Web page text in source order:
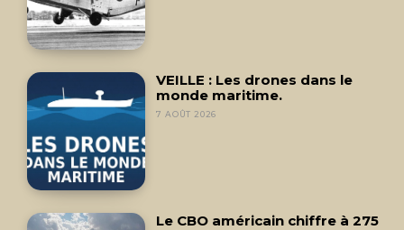
VEILLE : Les drones dans le
monde maritime.
7 AOÛT 2026
Le CBO américain chiffre à 275